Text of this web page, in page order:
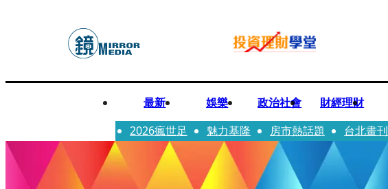
最新 娛樂 政治社會 財經理財
2026瘋世足
魅力基隆 房市熱話題 台北畫刊